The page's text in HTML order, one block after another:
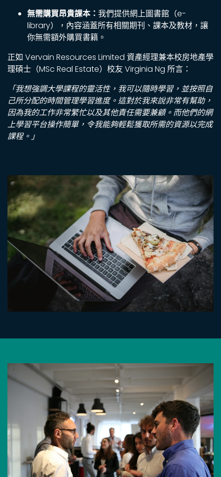
無需購買昂貴課本： 我們提供網上圖書館（e-
library），內容涵蓋所有相關期刊、課本及教材，讓
你無需額外購買書籍。
正如 Vervain Resources Limited 資產經理兼本校房地產學
理碩士（MSc Real Estate）校友 Virginia Ng 所言：
「我想強調大學課程的靈活性，我可以隨時學習，並按照自
己所分配的時間管理學習進度。這對於我來說非常有幫助，
因為我的工作非常繁忙以及其他責任需要兼顧。而他們的網
上學習平台操作簡單，令我能夠輕鬆獲取所需的資源以完成
課程。」